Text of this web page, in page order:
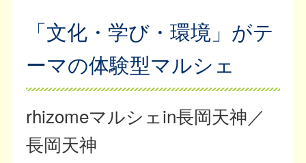
「文化・学び・環境」がテ
ーマの体験型マルシェ
rhizomeマルシェin長岡天神／
長岡天神